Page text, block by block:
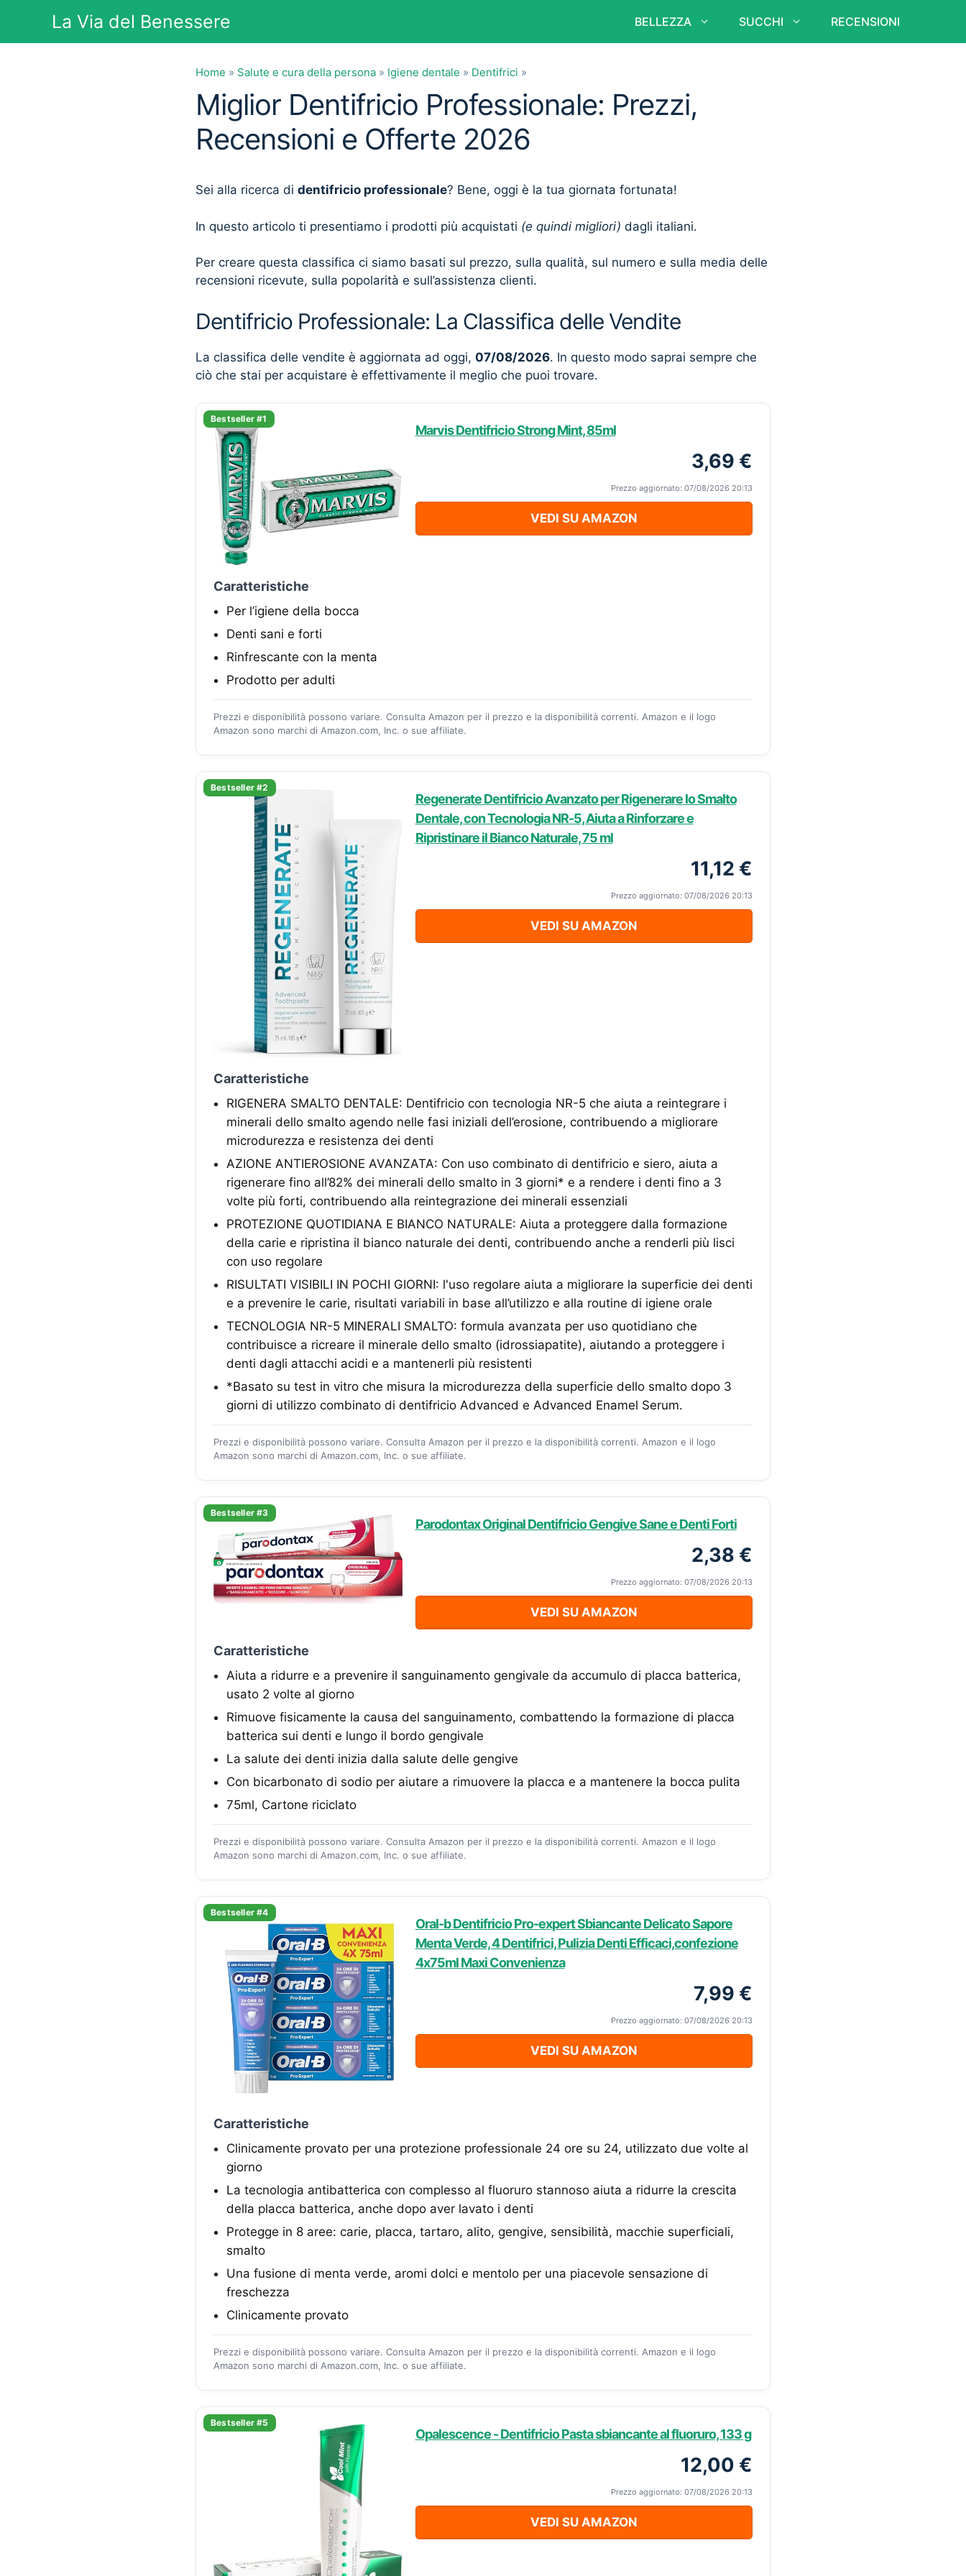
contenuto
La Via del Benessere BELLEZZA SUCCHI RECENSIONI
Home » Salute e cura della persona » Igiene dentale » Dentifrici »
Miglior Dentifricio Professionale: Prezzi,
Recensioni e Offerte 2026
Sei alla ricerca di dentifricio professionale? Bene, oggi è la tua giornata fortunata!
In questo articolo ti presentiamo i prodotti più acquistati (e quindi migliori) dagli italiani.
Per creare questa classifica ci siamo basati sul prezzo, sulla qualità, sul numero e sulla media delle
recensioni ricevute, sulla popolarità e sull’assistenza clienti.
Dentifricio Professionale: La Classifica delle Vendite
La classifica delle vendite è aggiornata ad oggi, 07/08/2026. In questo modo saprai sempre che
ciò che stai per acquistare è effettivamente il meglio che puoi trovare.
Bestseller #1
Marvis Dentifricio Strong Mint, 85ml
3,69 €
Prezzo aggiornato: 07/08/2026 20:13
VEDI SU AMAZON
Caratteristiche
Per l’igiene della bocca
Denti sani e forti
Rinfrescante con la menta
Prodotto per adulti
Prezzi e disponibilità possono variare. Consulta Amazon per il prezzo e la disponibilità correnti. Amazon e il logo
Amazon sono marchi di Amazon.com, Inc. o sue affiliate.
Bestseller #2
Regenerate Dentifricio Avanzato per Rigenerare lo Smalto
Dentale, con Tecnologia NR-5, Aiuta a Rinforzare e
Ripristinare il Bianco Naturale, 75 ml
11,12 €
Prezzo aggiornato: 07/08/2026 20:13
VEDI SU AMAZON
Caratteristiche
RIGENERA SMALTO DENTALE: Dentifricio con tecnologia NR-5 che aiuta a reintegrare i
minerali dello smalto agendo nelle fasi iniziali dell’erosione, contribuendo a migliorare
microdurezza e resistenza dei denti
AZIONE ANTIEROSIONE AVANZATA: Con uso combinato di dentifricio e siero, aiuta a
rigenerare fino all’82% dei minerali dello smalto in 3 giorni* e a rendere i denti fino a 3
volte più forti, contribuendo alla reintegrazione dei minerali essenziali
PROTEZIONE QUOTIDIANA E BIANCO NATURALE: Aiuta a proteggere dalla formazione
della carie e ripristina il bianco naturale dei denti, contribuendo anche a renderli più lisci
con uso regolare
RISULTATI VISIBILI IN POCHI GIORNI: l'uso regolare aiuta a migliorare la superficie dei denti
e a prevenire le carie, risultati variabili in base all’utilizzo e alla routine di igiene orale
TECNOLOGIA NR-5 MINERALI SMALTO: formula avanzata per uso quotidiano che
contribuisce a ricreare il minerale dello smalto (idrossiapatite), aiutando a proteggere i
denti dagli attacchi acidi e a mantenerli più resistenti
*Basato su test in vitro che misura la microdurezza della superficie dello smalto dopo 3
giorni di utilizzo combinato di dentifricio Advanced e Advanced Enamel Serum.
Prezzi e disponibilità possono variare. Consulta Amazon per il prezzo e la disponibilità correnti. Amazon e il logo
Amazon sono marchi di Amazon.com, Inc. o sue affiliate.
Bestseller #3
Parodontax Original Dentifricio Gengive Sane e Denti Forti
2,38 €
Prezzo aggiornato: 07/08/2026 20:13
VEDI SU AMAZON
Caratteristiche
Aiuta a ridurre e a prevenire il sanguinamento gengivale da accumulo di placca batterica,
usato 2 volte al giorno
Rimuove fisicamente la causa del sanguinamento, combattendo la formazione di placca
batterica sui denti e lungo il bordo gengivale
La salute dei denti inizia dalla salute delle gengive
Con bicarbonato di sodio per aiutare a rimuovere la placca e a mantenere la bocca pulita
75ml, Cartone riciclato
Prezzi e disponibilità possono variare. Consulta Amazon per il prezzo e la disponibilità correnti. Amazon e il logo
Amazon sono marchi di Amazon.com, Inc. o sue affiliate.
Bestseller #4
Oral-b Dentifricio Pro-expert Sbiancante Delicato Sapore
Menta Verde, 4 Dentifrici, Pulizia Denti Efficaci,confezione
4x75ml Maxi Convenienza
7,99 €
Prezzo aggiornato: 07/08/2026 20:13
VEDI SU AMAZON
Caratteristiche
Clinicamente provato per una protezione professionale 24 ore su 24, utilizzato due volte al
giorno
La tecnologia antibatterica con complesso al fluoruro stannoso aiuta a ridurre la crescita
della placca batterica, anche dopo aver lavato i denti
Protegge in 8 aree: carie, placca, tartaro, alito, gengive, sensibilità, macchie superficiali,
smalto
Una fusione di menta verde, aromi dolci e mentolo per una piacevole sensazione di
freschezza
Clinicamente provato
Prezzi e disponibilità possono variare. Consulta Amazon per il prezzo e la disponibilità correnti. Amazon e il logo
Amazon sono marchi di Amazon.com, Inc. o sue affiliate.
Bestseller #5
Opalescence - Dentifricio Pasta sbiancante al fluoruro, 133 g
12,00 €
Prezzo aggiornato: 07/08/2026 20:13
VEDI SU AMAZON